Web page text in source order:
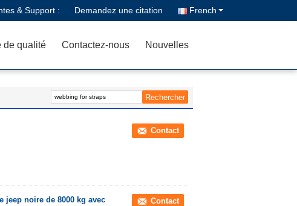
& Support : Demandez une citation French
de qualité Contactez-nous Nouvelles
Contact
jeep noire de 8000 kg avec
Contact